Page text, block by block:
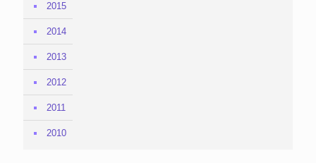
2015
2014
2013
2012
2011
2010